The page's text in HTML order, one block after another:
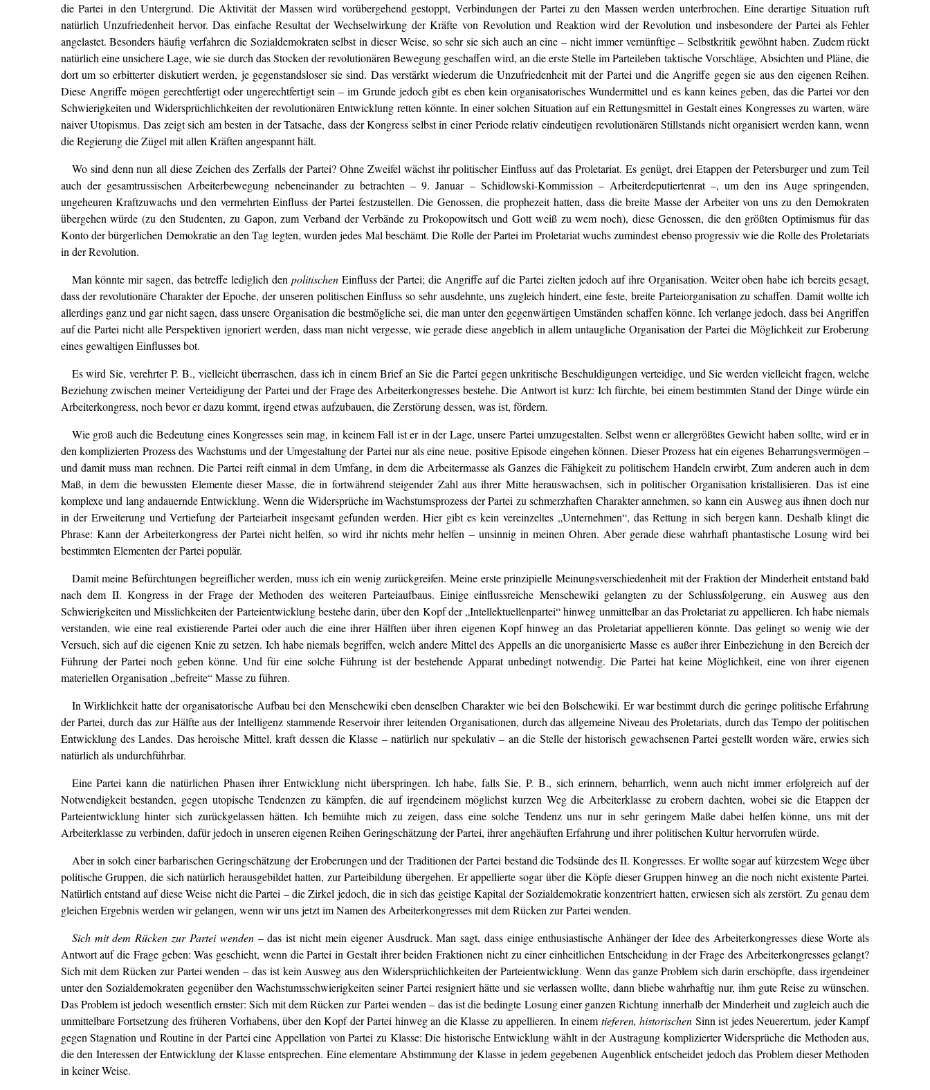
die Partei in den Untergrund. Die Aktivität der Massen wird vorübergehend gestoppt, Verbindungen der Partei zu den Massen werden unterbrochen. Eine derartige Situation ruft
natürlich Unzufriedenheit hervor. Das einfache Resultat der Wechselwirkung der Kräfte von Revolution und Reaktion wird der Revolution und insbesondere der Partei als Fehler
angelastet. Besonders häufig verfahren die Sozialdemokraten selbst in dieser Weise, so sehr sie sich auch an eine – nicht immer vernünftige – Selbstkritik gewöhnt haben. Zudem rückt
natürlich eine unsichere Lage, wie sie durch das Stocken der revolutionären Bewegung geschaffen wird, an die erste Stelle im Parteileben taktische Vorschläge, Absichten und Pläne, die
dort um so erbitterter diskutiert werden, je gegenstandsloser sie sind. Das verstärkt wiederum die Unzufriedenheit mit der Partei und die Angriffe gegen sie aus den eigenen Reihen.
Diese Angriffe mögen gerechtfertigt oder ungerechtfertigt sein – im Grunde jedoch gibt es eben kein organisatorisches Wundermittel und es kann keines geben, das die Partei vor den
Schwierigkeiten und Widersprüchlichkeiten der revolutionären Entwicklung retten könnte. In einer solchen Situation auf ein Rettungsmittel in Gestalt eines Kongresses zu warten, wäre
naiver Utopismus. Das zeigt sich am besten in der Tatsache, dass der Kongress selbst in einer Periode relativ eindeutigen revolutionären Stillstands nicht organisiert werden kann, wenn
die Regierung die Zügel mit allen Kräften angespannt hält.
Wo sind denn nun all diese Zeichen des Zerfalls der Partei? Ohne Zweifel wächst ihr politischer Einfluss auf das Proletariat. Es genügt, drei Etappen der Petersburger und zum Teil
auch der gesamtrussischen Arbeiterbewegung nebeneinander zu betrachten – 9. Januar – Schidlowski-Kommission – Arbeiterdeputiertenrat –, um den ins Auge springenden,
ungeheuren Kraftzuwachs und den vermehrten Einfluss der Partei festzustellen. Die Genossen, die prophezeit hatten, dass die breite Masse der Arbeiter von uns zu den Demokraten
übergehen würde (zu den Studenten, zu Gapon, zum Verband der Verbände zu Prokopowitsch und Gott weiß zu wem noch), diese Genossen, die den größten Optimismus für das
Konto der bürgerlichen Demokratie an den Tag legten, wurden jedes Mal beschämt. Die Rolle der Partei im Proletariat wuchs zumindest ebenso progressiv wie die Rolle des Proletariats
in der Revolution.
Man könnte mir sagen, das betreffe lediglich den politischenEinfluss der Partei; die Angriffe auf die Partei zielten jedoch auf ihre Organisation. Weiter oben habe ich bereits gesagt,
dass der revolutionäre Charakter der Epoche, der unseren politischen Einfluss so sehr ausdehnte, uns zugleich hindert, eine feste, breite Parteiorganisation zu schaffen. Damit wollte ich
allerdings ganz und gar nicht sagen, dass unsere Organisation die bestmögliche sei, die man unter den gegenwärtigen Umständen schaffen könne. Ich verlange jedoch, dass bei Angriffen
auf die Partei nicht alle Perspektiven ignoriert werden, dass man nicht vergesse, wie gerade diese angeblich in allem untaugliche Organisation der Partei die Möglichkeit zur Eroberung
eines gewaltigen Einflusses bot.
Es wird Sie, verehrter P. B., vielleicht überraschen, dass ich in einem Brief an Sie die Partei gegen unkritische Beschuldigungen verteidige, und Sie werden vielleicht fragen, welche
Beziehung zwischen meiner Verteidigung der Partei und der Frage des Arbeiterkongresses bestehe. Die Antwort ist kurz: Ich fürchte, bei einem bestimmten Stand der Dinge würde ein
Arbeiterkongress, noch bevor er dazu kommt, irgend etwas aufzubauen, die Zerstörung dessen, was ist, fördern.
Wie groß auch die Bedeutung eines Kongresses sein mag, in keinem Fall ist er in der Lage, unsere Partei umzugestalten. Selbst wenn er allergrößtes Gewicht haben sollte, wird er in
den komplizierten Prozess des Wachstums und der Umgestaltung der Partei nur als eine neue, positive Episode eingehen können. Dieser Prozess hat ein eigenes Beharrungsvermögen –
und damit muss man rechnen. Die Partei reift einmal in dem Umfang, in dem die Arbeitermasse als Ganzes die Fähigkeit zu politischem Handeln erwirbt, Zum anderen auch in dem
Maß, in dem die bewussten Elemente dieser Masse, die in fortwährend steigender Zahl aus ihrer Mitte herauswachsen, sich in politischer Organisation kristallisieren. Das ist eine
komplexe und lang andauernde Entwicklung. Wenn die Widersprüche im Wachstumsprozess der Partei zu schmerzhaften Charakter annehmen, so kann ein Ausweg aus ihnen doch nur
in der Erweiterung und Vertiefung der Parteiarbeit insgesamt gefunden werden. Hier gibt es kein vereinzeltes „Unternehmen“, das Rettung in sich bergen kann. Deshalb klingt die
Phrase: Kann der Arbeiterkongress der Partei nicht helfen, so wird ihr nichts mehr helfen – unsinnig in meinen Ohren. Aber gerade diese wahrhaft phantastische Losung wird bei
bestimmten Elementen der Partei populär.
Damit meine Befürchtungen begreiflicher werden, muss ich ein wenig zurückgreifen. Meine erste prinzipielle Meinungsverschiedenheit mit der Fraktion der Minderheit entstand bald
nach dem II. Kongress in der Frage der Methoden des weiteren Parteiaufbaus. Einige einflussreiche Menschewiki gelangten zu der Schlussfolgerung, ein Ausweg aus den
Schwierigkeiten und Misslichkeiten der Parteientwicklung bestehe darin, über den Kopf der „Intellektuellenpartei“ hinweg unmittelbar an das Proletariat zu appellieren. Ich habe niemals
verstanden, wie eine real existierende Partei oder auch die eine ihrer Hälften über ihren eigenen Kopf hinweg an das Proletariat appellieren könnte. Das gelingt so wenig wie der
Versuch, sich auf die eigenen Knie zu setzen. Ich habe niemals begriffen, welch andere Mittel des Appells an die unorganisierte Masse es außer ihrer Einbeziehung in den Bereich der
Führung der Partei noch geben könne. Und für eine solche Führung ist der bestehende Apparat unbedingt notwendig. Die Partei hat keine Möglichkeit, eine von ihrer eigenen
materiellen Organisation „befreite“ Masse zu führen.
In Wirklichkeit hatte der organisatorische Aufbau bei den Menschewiki eben denselben Charakter wie bei den Bolschewiki. Er war bestimmt durch die geringe politische Erfahrung
der Partei, durch das zur Hälfte aus der Intelligenz stammende Reservoir ihrer leitenden Organisationen, durch das allgemeine Niveau des Proletariats, durch das Tempo der politischen
Entwicklung des Landes. Das heroische Mittel, kraft dessen die Klasse – natürlich nur spekulativ – an die Stelle der historisch gewachsenen Partei gestellt worden wäre, erwies sich
natürlich als undurchführbar.
Eine Partei kann die natürlichen Phasen ihrer Entwicklung nicht überspringen. Ich habe, falls Sie, P. B., sich erinnern, beharrlich, wenn auch nicht immer erfolgreich auf der
Notwendigkeit bestanden, gegen utopische Tendenzen zu kämpfen, die auf irgendeinem möglichst kurzen Weg die Arbeiterklasse zu erobern dachten, wobei sie die Etappen der
Parteientwicklung hinter sich zurückgelassen hätten. Ich bemühte mich zu zeigen, dass eine solche Tendenz uns nur in sehr geringem Maße dabei helfen könne, uns mit der
Arbeiterklasse zu verbinden, dafür jedoch in unseren eigenen Reihen Geringschätzung der Partei, ihrer angehäuften Erfahrung und ihrer politischen Kultur hervorrufen würde.
Aber in solch einer barbarischen Geringschätzung der Eroberungen und der Traditionen der Partei bestand die Todsünde des II. Kongresses. Er wollte sogar auf kürzestem Wege über
politische Gruppen, die sich natürlich herausgebildet hatten, zur Parteibildung übergehen. Er appellierte sogar über die Köpfe dieser Gruppen hinweg an die noch nicht existente Partei.
Natürlich entstand auf diese Weise nicht die Partei – die Zirkel jedoch, die in sich das geistige Kapital der Sozialdemokratie konzentriert hatten, erwiesen sich als zerstört. Zu genau dem
gleichen Ergebnis werden wir gelangen, wenn wir uns jetzt im Namen des Arbeiterkongresses mit dem Rücken zur Partei wenden.
Sich mit dem Rücken zur Partei wenden– das ist nicht mein eigener Ausdruck. Man sagt, dass einige enthusiastische Anhänger der Idee des Arbeiterkongresses diese Worte als
Antwort auf die Frage geben: Was geschieht, wenn die Partei in Gestalt ihrer beiden Fraktionen nicht zu einer einheitlichen Entscheidung in der Frage des Arbeiterkongresses gelangt?
Sich mit dem Rücken zur Partei wenden – das ist kein Ausweg aus den Widersprüchlichkeiten der Parteientwicklung. Wenn das ganze Problem sich darin erschöpfte, dass irgendeiner
unter den Sozialdemokraten gegenüber den Wachstumsschwierigkeiten seiner Partei resigniert hätte und sie verlassen wollte, dann bliebe wahrhaftig nur, ihm gute Reise zu wünschen.
Das Problem ist jedoch wesentlich ernster: Sich mit dem Rücken zur Partei wenden – das ist die bedingte Losung einer ganzen Richtung innerhalb der Minderheit und zugleich auch die
unmittelbare Fortsetzung des früheren Vorhabens, über den Kopf der Partei hinweg an die Klasse zu appellieren. In einemtieferen, historischen Sinn ist jedes Neuerertum, jeder Kampf
gegen Stagnation und Routine in der Partei eine Appellation von Partei zu Klasse: Die historische Entwicklung wählt in der Austragung komplizierter Widersprüche die Methoden aus,
die den Interessen der Entwicklung der Klasse entsprechen. Eine elementare Abstimmung der Klasse in jedem gegebenen Augenblick entscheidet jedoch das Problem dieser Methoden
in keiner Weise.